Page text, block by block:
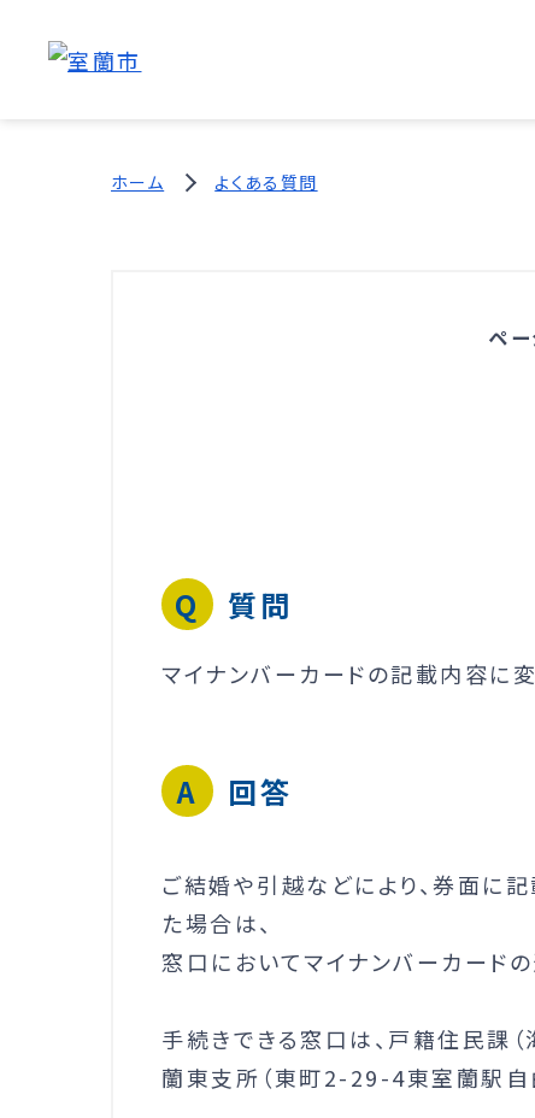
ホーム よくある質問
ペ
質問
マイナンバーカードの記載内容に
回答
ご結婚や引越などにより、券面に
た場合は、
窓口においてマイナンバーカード
手続きできる窓口は、戸籍住民課
蘭東支所（東町2-29-4東室蘭駅自